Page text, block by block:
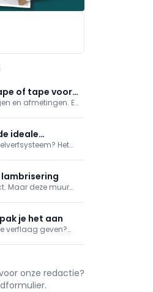
of tape voor
en afmetingen. En
in deze
ontwikkelen van
om een beter
resultaat te
efficiëntie en
ideale
Het
Wij lijsten
Maar deze muur
je het aan
verflaag geven?
resultaat.
onze redactie?